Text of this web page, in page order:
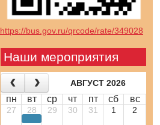
https://bus.gov.ru/qrcode/rate/349028
Наши мероприятия
АВГУСТ 2026
пн вт ср чт пт сб вс
27 28 29 30 31 1 2